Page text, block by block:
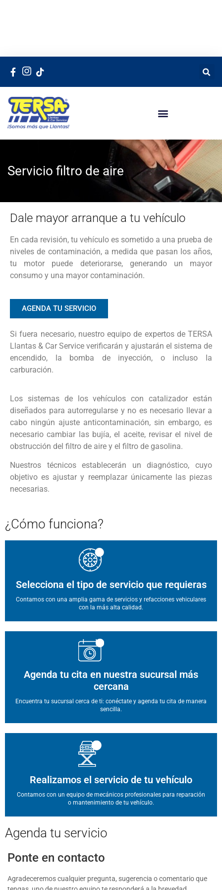
Servicio filtro de aire
Dale mayor arranque a tu vehículo
En cada revisión, tu vehículo es sometido a una prueba de
niveles de contaminación, a medida que pasan los años,
tu motor puede deteriorarse, generando un mayor
consumo y una mayor contaminación.
AGENDA TU SERVICIO
Si fuera necesario, nuestro equipo de expertos de TERSA
Llantas & Car Service verificarán y ajustarán el sistema de
encendido, la bomba de inyección, o incluso la
carburación.
Los sistemas de los vehículos con catalizador están
diseñados para autorregularse y no es necesario llevar a
cabo ningún ajuste anticontaminación, sin embargo, es
necesario cambiar las bujía, el aceite, revisar el nivel de
obstrucción del filtro de aire y el filtro de gasolina.
Nuestros técnicos establecerán un diagnóstico, cuyo
objetivo es ajustar y reemplazar únicamente las piezas
necesarias.
¿Cómo funciona?
Selecciona el tipo de servicio que requieras
Contamos con una amplia gama de servicios y refacciones vehiculares
con la más alta calidad.
Agenda tu cita en nuestra sucursal más
cercana
Encuentra tu sucursal cerca de ti: conéctate y agenda tu cita de manera
sencilla.
Realizamos el servicio de tu vehículo
Contamos con un equipo de mecánicos profesionales para reparación
o mantenimiento de tu vehículo.
Agenda tu servicio
Ponte en contacto
Agradeceremos cualquier pregunta, sugerencia o comentario que